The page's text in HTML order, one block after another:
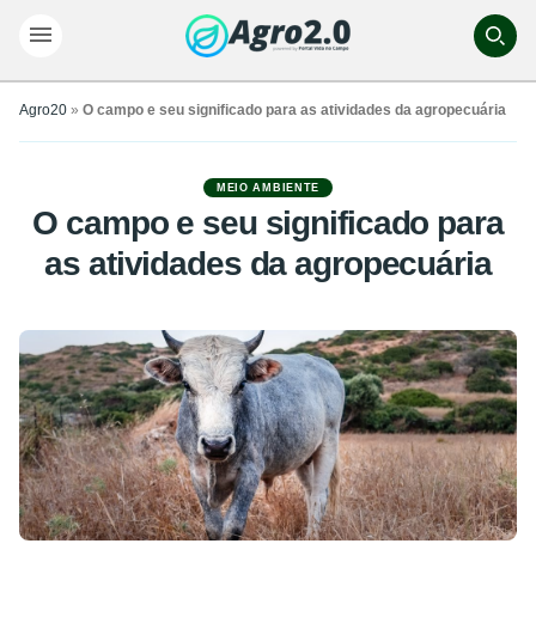
Agro20 » O campo e seu significado para as atividades da agropecuária
MEIO AMBIENTE
O campo e seu significado para
as atividades da agropecuária